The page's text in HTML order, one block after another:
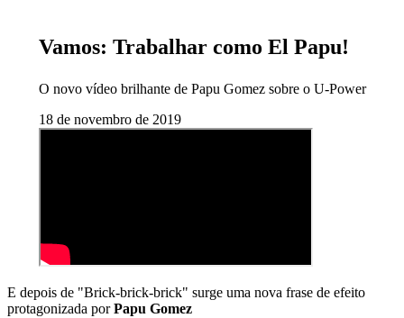
Vamos: Trabalhar como El Papu!
O novo vídeo brilhante de Papu Gomez sobre o U‑Power
18 de novembro de 2019
E depois de "Brick-brick-brick" surge uma nova frase de efeito
protagonizada porPapu Gomez